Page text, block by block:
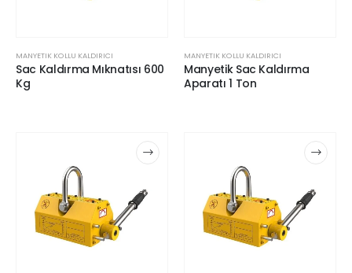
MANYETIK KOLLU KALDIRICI
Sac Kaldırma Mıknatısı 600
Kg
MANYETIK KOLLU KALDIRICI
Manyetik Sac Kaldırma
Aparatı 1 Ton